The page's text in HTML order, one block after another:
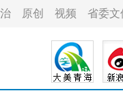
原创 视频 省委文